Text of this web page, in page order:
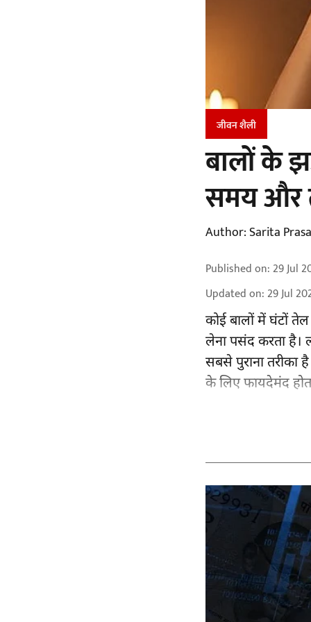
जीवन शैली
बालों के
समय और
Author:Sarita
Published on: 29 Jul
Updated on: 29 Jul
कोई बालों में घंटों
लेना पसंद करता है।
सबसे पुराना तरीका
के लिए फायदेमंद